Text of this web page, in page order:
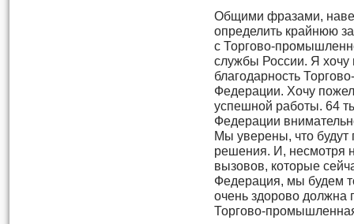
Общими фразами,
определить крайнюю
с Торгово-
службы России. Я хочу
благодарность
Федерации. Хочу
успешной работы. 64
Федерации
Мы уверены, что
решения. И, несмотря
вызовов, которые
Федерация, мы будем
очень здорово должна
Торгово-